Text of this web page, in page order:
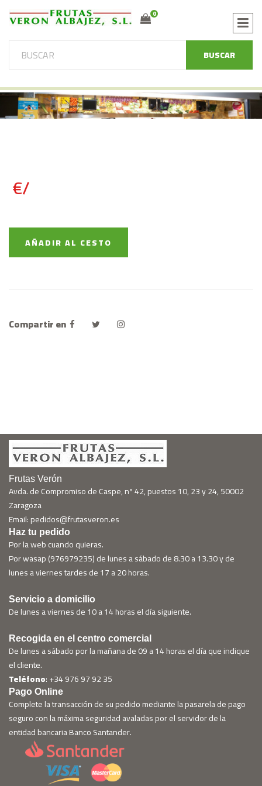
0
BUSCAR
€/
AÑADIR AL CESTO
Compartir en
Frutas Verón
Avda. de Compromiso de Caspe, nº 42, puestos 10, 23 y 24, 50002
Zaragoza
Email: pedidos@frutasveron.es
Haz tu pedido
Por la web cuando quieras.
Por wasap (976979235) de lunes a sábado de 8.30 a 13.30 y de
lunes a viernes tardes de 17 a 20 horas.
Servicio a domicilio
De lunes a viernes de 10 a 14 horas el día siguiente.
Recogida en el centro comercial
De lunes a sábado por la mañana de 09 a 14 horas el día que indique
el cliente.
Teléfono: +34 976 97 92 35
Pago Online
Complete la transacción de su pedido mediante la pasarela de pago
seguro con la máxima seguridad avaladas por el servidor de la
entidad bancaria Banco Santander.